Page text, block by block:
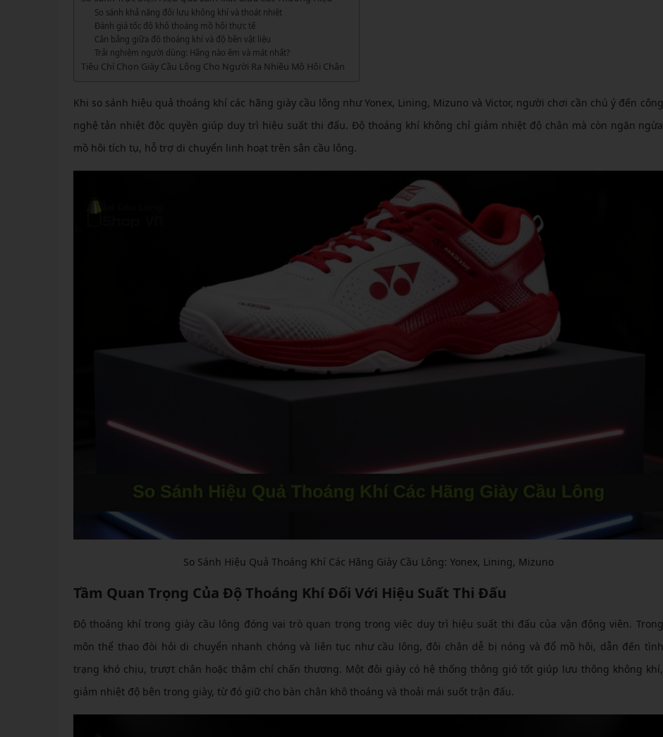
Vợt Pickleball Kamito
Vợt Pickleball Dưới 1tr
Xem thêm
VỢT CẦU LÔNG APAVI
VỢT CẦU LÔNG DAS X
VỢT CẦU LÔNG FLEET
VỢT CẦU LÔNG FLEX POWER
GIÀY CẦU LÔNG FELET
So sánh khả năng đối lưu không khí và thoát nhiệt
Đánh giá tốc độ khô thoáng mồ hôi thực tế
Cân bằng giữa độ thoáng khí và độ bền vật liệu
Trải nghiệm người dùng: Hãng nào êm và mát nhất?
Tiêu Chí Chọn Giày Cầu Lông Cho Người Ra Nhiều Mồ Hôi Chân
Khi so sánh hiệu quả thoáng khí các hãng giày cầu lông như Yonex, Lining, Mizuno và Victor, người chơi cần chú ý đến công
nghệ tản nhiệt độc quyền giúp duy trì hiệu suất thi đấu. Độ thoáng khí không chỉ giảm nhiệt độ chân mà còn ngăn ngừa
mồ hôi tích tụ, hỗ trợ di chuyển linh hoạt trên sân cầu lông.
So Sánh Hiệu Quả Thoáng Khí Các Hãng Giày Cầu Lông: Yonex, Lining, Mizuno
Tầm Quan Trọng Của Độ Thoáng Khí Đối Với Hiệu Suất Thi Đấu
Độ thoáng khí trong giày cầu lông đóng vai trò quan trọng trong việc duy trì hiệu suất thi đấu của vận động viên. Trong
môn thể thao đòi hỏi di chuyển nhanh chóng và liên tục như cầu lông, đôi chân dễ bị nóng và đổ mồ hôi, dẫn đến tình
trạng khó chịu, trượt chân hoặc thậm chí chấn thương. Một đôi giày có hệ thống thông gió tốt giúp lưu thông không khí,
giảm nhiệt độ bên trong giày, từ đó giữ cho bàn chân khô thoáng và thoải mái suốt trận đấu.